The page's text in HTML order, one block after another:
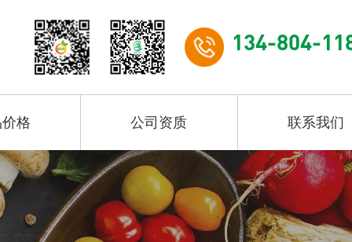
134-804-
格 公司资质 联系我们